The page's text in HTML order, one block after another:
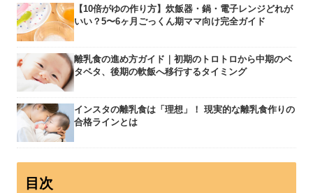
【10倍がゆの作り方】炊飯器・鍋・電子レンジどれが
いい？5〜6ヶ月ごっくん期ママ向け完全ガイド
離乳食の進め方ガイド｜初期のトロトロから中期のベ
タベタ、後期の軟飯へ移行するタイミング
インスタの離乳食は「理想」！ 現実的な離乳食作りの
合格ラインとは
目次